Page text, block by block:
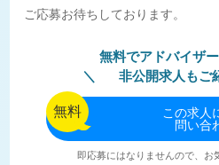
ご応募お待ちしております。
無料でアドバイザー
非公開求人もご
無料 この求人
問い合
即応募にはなりませんので、お